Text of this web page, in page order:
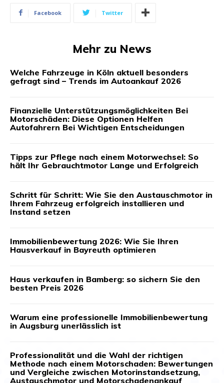
Facebook Twitter
Mehr zu News
Welche Fahrzeuge in Köln aktuell besonders
gefragt sind – Trends im Autoankauf 2026
Finanzielle Unterstützungsmöglichkeiten Bei
Motorschäden: Diese Optionen Helfen
Autofahrern Bei Wichtigen Entscheidungen
Tipps zur Pflege nach einem Motorwechsel: So
hält Ihr Gebrauchtmotor Lange und Erfolgreich
Schritt für Schritt: Wie Sie den Austauschmotor in
Ihrem Fahrzeug erfolgreich installieren und
Instand setzen
Immobilienbewertung 2026: Wie Sie Ihren
Hausverkauf in Bayreuth optimieren
Haus verkaufen in Bamberg: so sichern Sie den
besten Preis 2026
Warum eine professionelle Immobilienbewertung
in Augsburg unerlässlich ist
Professionalität und die Wahl der richtigen
Methode nach einem Motorschaden: Bewertungen
und Vergleiche zwischen Motorinstandsetzung,
Austauschmotor und Motorschadenankauf